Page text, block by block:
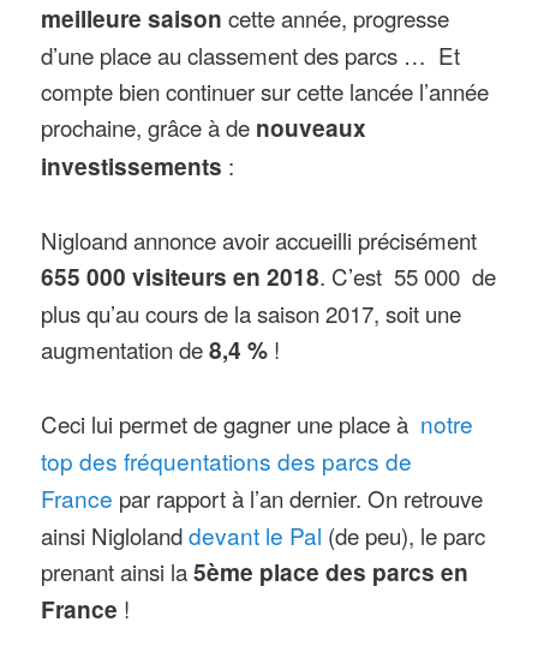
meilleure saison cette année, progresse
d’une place au classement des parcs … Et
compte bien continuer sur cette lancée l’année
prochaine, grâce à de nouveaux
investissements :
Nigloand annonce avoir accueilli précisément
655 000 visiteurs en 2018. C’est 55 000 de
plus qu’au cours de la saison 2017, soit une
augmentation de8,4 % !
Ceci lui permet de gagner une place à notre
top des fréquentations des parcs de
France par rapport à l’an dernier. On retrouve
ainsi Niglolanddevant le Pal (de peu), le parc
prenant ainsi la5ème place des parcs en
France !